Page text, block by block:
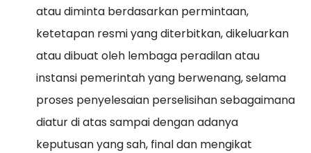
atau diminta berdasarkan permintaan,
ketetapan resmi yang diterbitkan, dikeluarkan
atau dibuat oleh lembaga peradilan atau
instansi pemerintah yang berwenang, selama
proses penyelesaian perselisihan sebagaimana
diatur di atas sampai dengan adanya
keputusan yang sah, final dan mengikat